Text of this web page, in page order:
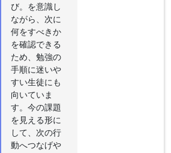
び。を意識し
ながら、次に
何をすべきか
を確認できる
ため、勉強の
手順に迷いや
すい生徒にも
向いていま
す。今の課題
を見える形に
して、次の行
動へつなげや